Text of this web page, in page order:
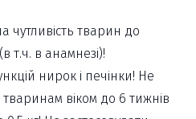
чутливість тварин до
т.ч. в анамнезі)!
нирок і печінки! Не
віком до 6 тижнів